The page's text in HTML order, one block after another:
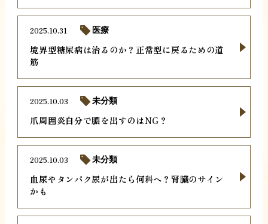
境界型糖尿病は治るのか？正常型に戻るための道
筋
2025.10.31 医療
爪周囲炎自分で膿を出すのはNG？
2025.10.03 未分類
血尿やタンパク尿が出たら何科へ？腎臓のサイン
かも
2025.10.03 未分類